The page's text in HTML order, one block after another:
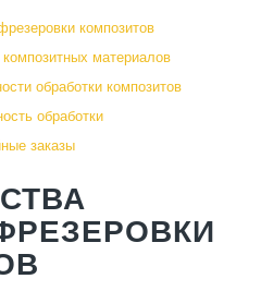
композитов
материалов
обработки композитов
обработки
заказы